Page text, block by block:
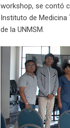
workshop, se contó
Instituto de Medicina
de la UNMSM.